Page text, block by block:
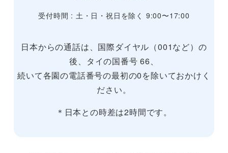
受付時間 : 土・日・祝日を除く 9:00〜17:00
日本からの通話は、国際ダイヤル（001など）の
後、タイの国番号 66、
続いて各園の電話番号の最初の0を除いておかけく
ださい。
＊日本との時差は2時間です。